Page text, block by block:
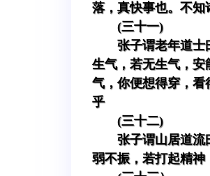
落，真快事也。不知
(三十一)
张子谓老年道
生气，若无生气，
气，你便想得穿，
乎
(三十二)
张子谓山居道流
弱不振，若打起精神